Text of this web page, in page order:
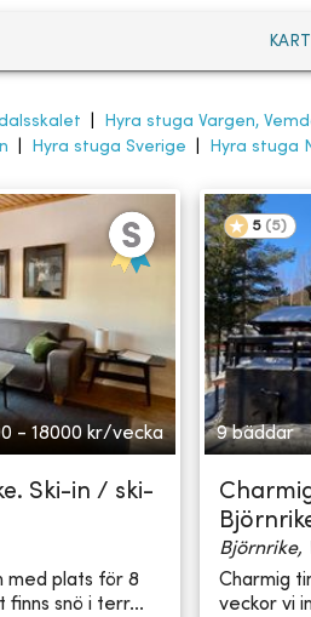
Hyra stuga Vargen,
Hyra stuga Sverige Hyra stuga
- 18000 kr/vecka
Ski-in / ski-
med plats för 8
snö i terr...
5 (5)
9 bäddar
Björnrike,
Charmig
veckor vi